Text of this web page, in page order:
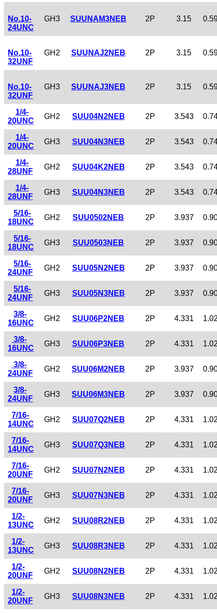
No.10-
24UNC
GH3 SUUNAM3NEB 2P 3.15
No.10-
32UNF
GH2 SUUNAJ2NEB 2P 3.15
No.10-
32UNF
GH3 SUUNAJ3NEB 2P 3.15
1/4-
20UNC
GH2 SUU04N2NEB 2P 3.543
1/4-
20UNC
GH3 SUU04N3NEB 2P 3.543
1/4-
28UNF
GH2 SUU04K2NEB 2P 3.543
1/4-
28UNF
GH3 SUU04N3NEB 2P 3.543
5/16-
18UNC
GH2 SUU0502NEB 2P 3.937
5/16-
18UNC
GH3 SUU0503NEB 2P 3.937
5/16-
24UNF
GH2 SUU05N2NEB 2P 3.937
5/16-
24UNF
GH3 SUU05N3NEB 2P 3.937
3/8-
16UNC
GH2 SUU06P2NEB 2P 4.331
3/8-
16UNC
GH3 SUU06P3NEB 2P 4.331
3/8-
24UNF
GH2 SUU06M2NEB 2P 3.937
3/8-
24UNF
GH3 SUU06M3NEB 2P 3.937
7/16-
14UNC
GH2 SUU07Q2NEB 2P 4.331
7/16-
14UNC
GH3 SUU07Q3NEB 2P 4.331
7/16-
20UNF
GH2 SUU07N2NEB 2P 4.331
7/16-
20UNF
GH3 SUU07N3NEB 2P 4.331
1/2-
13UNC
GH2 SUU08R2NEB 2P 4.331
1/2-
13UNC
GH3 SUU08R3NEB 2P 4.331
1/2-
20UNF
GH2 SUU08N2NEB 2P 4.331
1/2-
20UNF
GH3 SUU08N3NEB 2P 4.331